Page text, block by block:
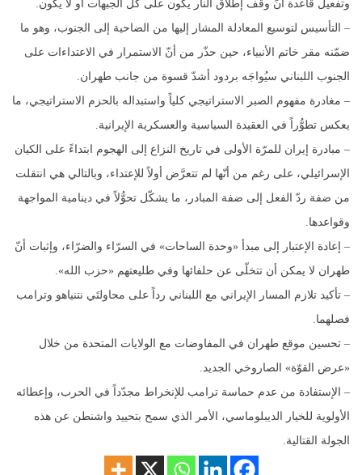
وتفعيل قاعدة أنّ وقف إطلاق النار يكون على كل الجبهات أو لا يكون.
– التأسيس لتوسيع المعادلة المشار إليها من الضاحية إلى الجنوب، وهو ما
ضمّنه مقر خاتم الأنبياء، حين حذّر من أنّ الاستمرار في الاعتداءات على
الجنوب اللبناني سيُواجَه بردود أشدّ قسوة من جانب طهران.
– مغادرة مفهوم الصبر الاستراتيجي كلياً واستبداله بالحزم الاستراتيجي، ما
يعكس تطوُّراً في العقيدة السياسية والعسكرية الإيرانية.
– مبادرة إيران للمرّة الأولى في تاريخ النزاع إلى الهجوم ابتداءً على الكيان
الإسرائيلي، على رغم من أنّها لم تتعرَّض أولاً للإعتداء، وبالتالي هي انتقلت
من ضفة ردّ الفعل إلى ضفة المبادر، ما يشكّل تحوُّلاً في دينامية المواجهة
وقواعدها.
– إعادة الإعتبار إلى مبدأ «وحدة الساحات» في السرّاء والضرّاء، وإثبات أنّ
طهران لا يمكن أن تتخلّى عن حلفائها وفي طليعتهم «حزب الله».
– تأكيد تلازم المسار الإيراني مع اللبناني رداً على محاولتَي نتنياهو وترامب
فصلهما.
– تحسين موقع طهران في المفاوضات مع الولايات المتحدة من خلال
«عرض القوّة» الصاروخي الجديد.
– الإستفادة من عدم حماسة ترامب للإنخراط مجدّداً في الحرب، وإعطائه
الأولوية للخيار الديبلوماسي، الأمر الذي سمح بتحييد واشنطن عن هذه
الجولة القتالية.